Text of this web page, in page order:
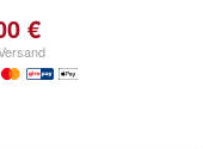
€